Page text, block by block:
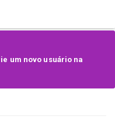
um novo usuário na